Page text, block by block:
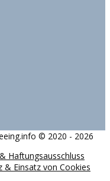
© 2020 - 2026
Haftungsausschluss
& Einsatz von Cookies